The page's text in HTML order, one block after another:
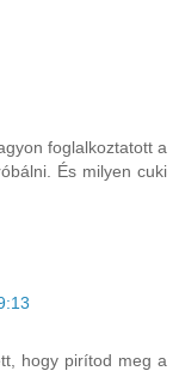
foglalkoztatott a
És milyen cuki
hogy pirítod meg a